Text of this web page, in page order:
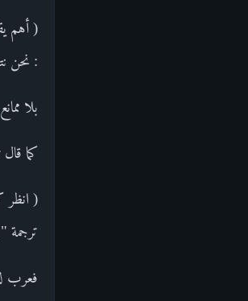
: نحن
بلا
كما قال
ترجمة
فعرب